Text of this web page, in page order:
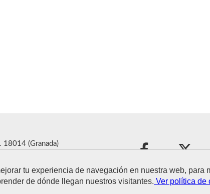
tu experiencia de navegación en nuestra web,
de dónde llegan nuestros visitantes. Ver política de
18014 (Granada)